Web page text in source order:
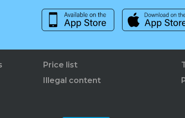
Price list
Illegal content